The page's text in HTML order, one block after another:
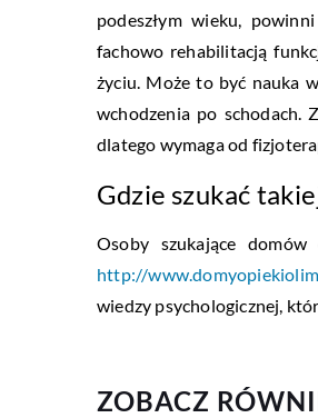
podeszłym wieku,
fachowo rehabilitacją
życiu. Może to być nauka
wchodzenia po schodach.
dlatego wymaga od
Gdzie szukać
Osoby szukające
http://
wiedzy psychologicznej,
ZOBACZ